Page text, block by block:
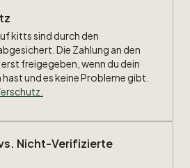
kitts sind durch den
Die Zahlung an den
freigegeben, wenn du dein
und es keine Probleme gibt.
Nicht-Verifizierte